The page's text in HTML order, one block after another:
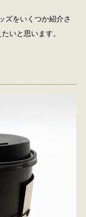
ズをいくつか紹介さ
いと思います。